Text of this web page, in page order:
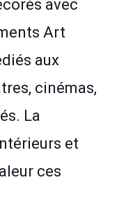
avec
Art
aux
cinémas,
La
et
ces